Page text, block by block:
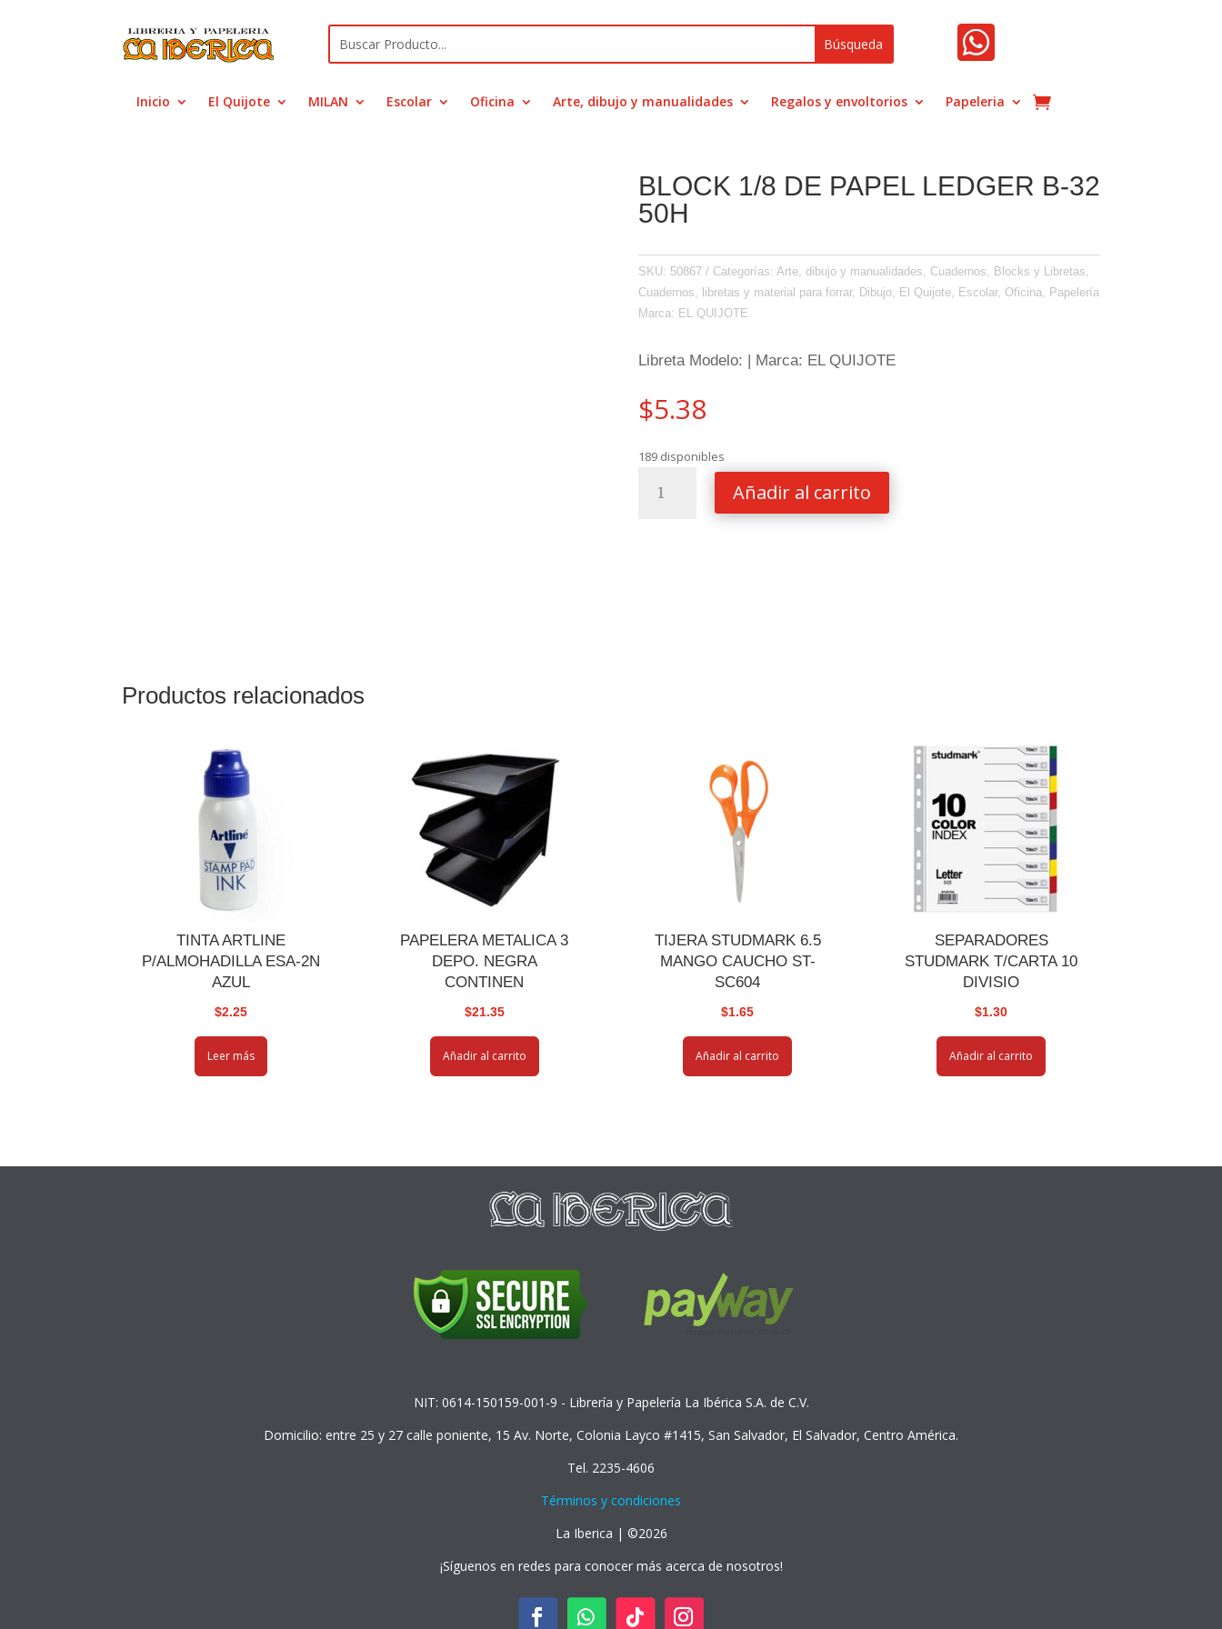

Inicio El Quijote MILAN Escolar Oficina Arte, dibujo y manualidades Regalos y envoltorios Papeleria
BLOCK 1/8 DE PAPEL LEDGER B-32
50H
SKU: 50867 Categorías: Arte, dibujo y manualidades Cuadernos, Blocks y Libretas
Cuadernos, libretas y material para forrar, Dibujo, El Quijote, Escolar, Oficina
Papelería
Marca: EL QUIJOTE
Libreta Modelo: | Marca: EL QUIJOTE
$5.38
189 disponibles
Añadir al carrito
Productos relacionados
TINTA ARTLINE
P/ALMOHADILLA ESA-2N
AZUL
$2.25
Leer más
PAPELERA METALICA 3
DEPO. NEGRA
CONTINEN
$21.35
Añadir al carrito
TIJERA STUDMARK 6.5
MANGO CAUCHO ST-
SC604
$1.65
Añadir al carrito
SEPARADORES
STUDMARK T/CARTA 10
DIVISIO
$1.30
Añadir al carrito
NIT: 0614-150159-001-9 - Librería y Papelería La Ibérica S.A. de C.V.
Domicilio: entre 25 y 27 calle poniente, 15 Av. Norte, Colonia Layco #1415, San Salvador, El Salvador, Centro América.
Tel. 2235-4606
Términos y condiciones
La Iberica | ©2026
¡Síguenos en redes para conocer más acerca de nosotros!